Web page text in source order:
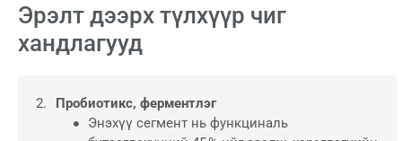
Эрэлт дээрх түлхүүр чиг
хандлагууд
Пробиотикс, ферментлэг
Энэхүү сегмент нь функциналь